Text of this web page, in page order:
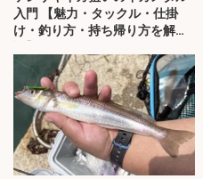
入門 【魅力・タックル・仕掛
け・釣り方・持ち帰り方を解